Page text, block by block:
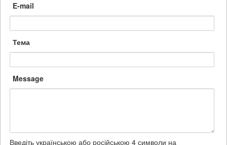
E-mail
Тема
Message
Введіть українською або російською 4 символи на